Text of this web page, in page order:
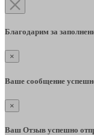
Благодарим за
×
Ваше сообщение
×
Ваш Отзыв успешно